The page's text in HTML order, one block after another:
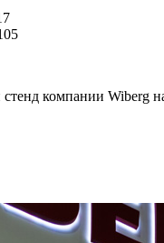
компании Wiberg